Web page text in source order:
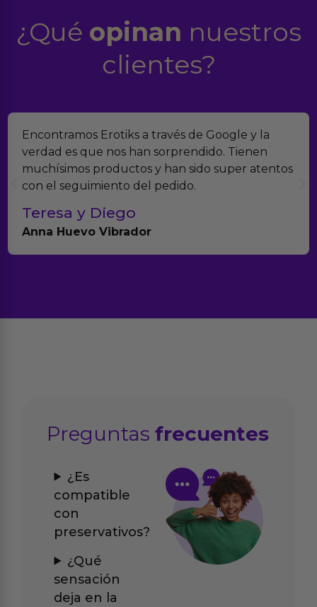
¿Qué opinan nuestros
clientes?
Encontramos Erotiks a través de Google y la
verdad es que nos han sorprendido. Tienen
muchísimos productos y han sido super atentos
con el seguimiento del pedido.
Teresa y Diego
Anna Huevo Vibrador
Preguntasfrecuentes
¿Es
compatible
con
preservativos?
¿Qué
sensación
deja en la